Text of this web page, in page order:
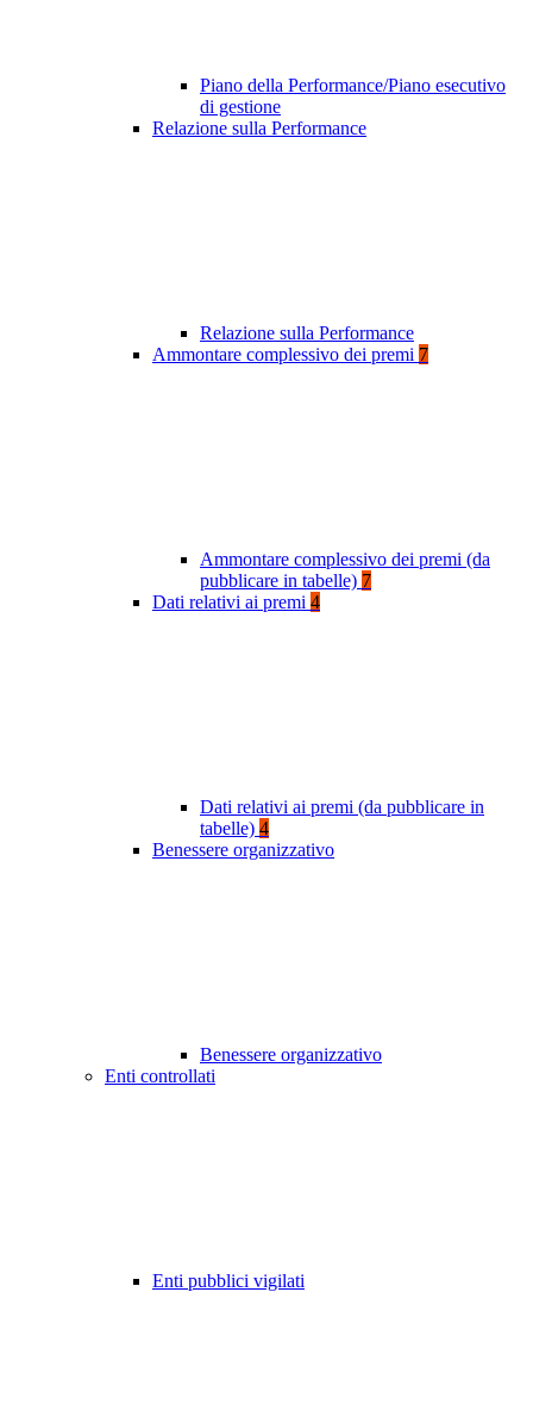
Piano della Performance/Piano esecutivo
di gestione
Relazione sulla Performance
Relazione sulla Performance
Ammontare complessivo dei premi 7
Ammontare complessivo dei premi (da
pubblicare in tabelle) 7
Dati relativi ai premi 4
Dati relativi ai premi (da pubblicare in
tabelle) 4
Benessere organizzativo
Benessere organizzativo
Enti controllati
Enti pubblici vigilati